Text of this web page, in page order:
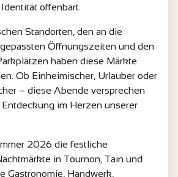
offenbart.
Standorten, den an die
Öffnungszeiten und den
haben diese Märkte
Ob Einheimischer, Urlauber oder
– diese Abende versprechen
im Herzen unserer
2026 die festliche
in Tournon, Tain und
Gastronomie, Handwerk,